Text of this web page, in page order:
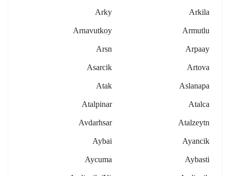
Arkila
Arky
Armutlu
Arnavutkoy
Arpaay
Arsn
Artova
Asarcik
Aslanapa
Atak
Atalca
Atalpinar
Atalzeytn
Avdarhsar
Ayancik
Aybai
Aybasti
Aycuma